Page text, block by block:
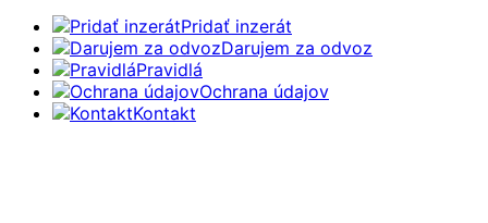
Pridať inzerát
Darujem za odvoz
Pravidlá
Ochrana údajov
Kontakt